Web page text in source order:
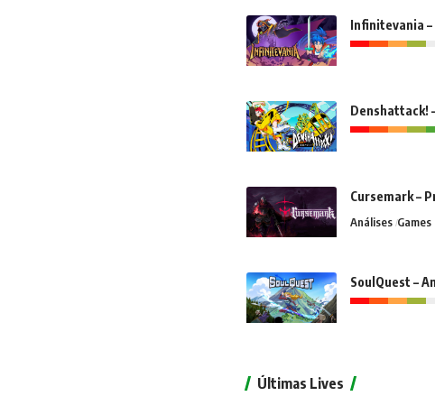
Infinitevania –
Denshattack!
Cursemark –
Análises Games
SoulQuest –
Últimas Lives